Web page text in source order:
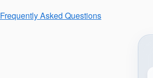
Frequently Asked Questions